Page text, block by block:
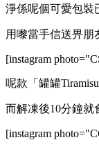
淨係呢個可愛包裝
用嚟當手信送畀朋
[instagram
呢款「罐罐
而解凍後10分鐘就
[instagram